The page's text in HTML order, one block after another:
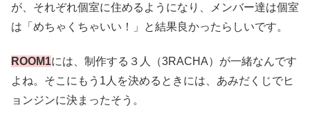
が、それぞれ個室に住めるようになり、メンバー達は個室
は「めちゃくちゃいい！」と結果良かったらしいです。
ROOM1には、制作する３人（3RACHA）が一緒なんです
よね。そこにもう1人を決めるときには、あみだくじでヒ
ョンジンに決まったそう。